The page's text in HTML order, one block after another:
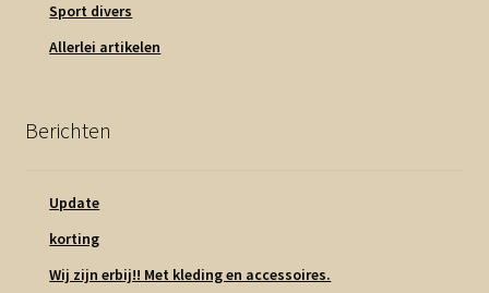
Sport divers
Allerlei artikelen
Berichten
Update
korting
Wij zijn erbij!! Met kleding en accessoires.